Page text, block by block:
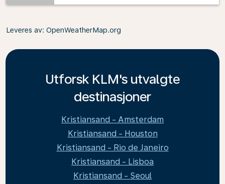
Leveres av: OpenWeatherMap.org
Utforsk KLM's utvalgte
destinasjoner
Kristiansand - Amsterdam
Kristiansand - Houston
Kristiansand - Rio de Janeiro
Kristiansand - Lisboa
Kristiansand - Seoul